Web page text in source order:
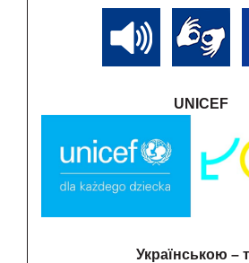
UNICEF
Українською –